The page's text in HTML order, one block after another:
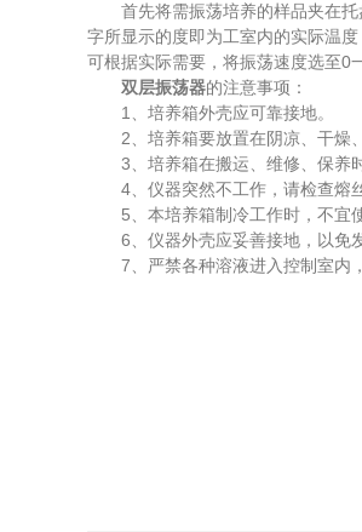
首先将需振荡培养的样品夹在托
字所显示的度即为工室内的实际温
可根据实际需要，将振荡速度选至0
双层振荡器的注意事项：
1、培养箱外壳应可靠接地。
2、培养箱要放置在阴凉、干燥、
3、培养箱在搬运、维修、保养时
4、仪器突然不工作，请检查熔丝
5、本培养箱制冷工作时，不宜使
6、仪器外壳应妥善接地，以免发
7、严禁各种溶液进入控制室内，